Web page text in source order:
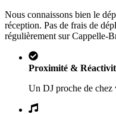
Nous connaissons bien le
réception. Pas de frais de
régulièrement surCappelle-
Proximité &
Un DJ proche de chez